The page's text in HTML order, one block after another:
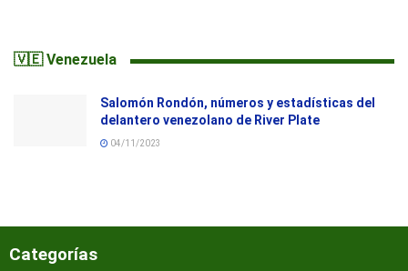
🇻🇪 Venezuela
Salomón Rondón, números y estadísticas del
delantero venezolano de River Plate
04/11/2023
Categorías